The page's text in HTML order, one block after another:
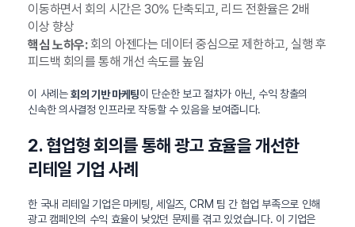
이동하면서 회의 시간은 30% 단축되고, 리드 전환율은 2배
이상 향상
핵심 노하우:회의 아젠다는 데이터 중심으로 제한하고, 실행 후
피드백 회의를 통해 개선 속도를 높임
이 사례는회의 기반 마케팅이 단순한 보고 절차가 아닌, 수익 창출의
신속한 의사결정 인프라로 작동할 수 있음을 보여줍니다.
2. 협업형 회의를 통해 광고 효율을 개선한
리테일 기업 사례
한 국내 리테일 기업은 마케팅, 세일즈, CRM 팀 간 협업 부족으로 인해
광고 캠페인의 수익 효율이 낮았던 문제를 겪고 있었습니다. 이 기업은